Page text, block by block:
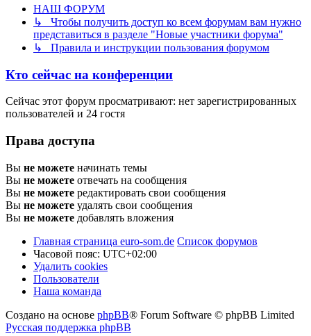
НАШ ФОРУМ
↳ Чтобы получить доступ ко всем форумам вам нужно
представиться в разделе "Новые участники форума"
↳ Правила и инструкции пользования форумом
Кто сейчас на конференции
Сейчас этот форум просматривают: нет зарегистрированных
пользователей и 24 гостя
Права доступа
Вы не можете начинать темы
Вы не можете отвечать на сообщения
Вы не можете редактировать свои сообщения
Вы не можете удалять свои сообщения
Вы не можете добавлять вложения
Главная страница euro-som.de Список форумов
Часовой пояс: UTC+02:00
Удалить cookies
Пользователи
Наша команда
Создано на основе phpBB® Forum Software © phpBB Limited
Русская поддержка phpBB